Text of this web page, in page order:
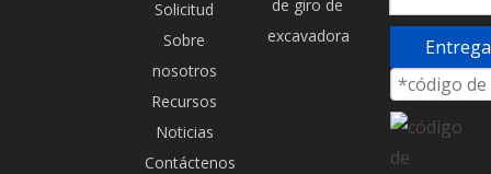
Preguntar
COJINETE DE GIRO
Solicitud
Sobre
nosotros
Recursos
Noticias
Contáctenos
de giro de
excavadora